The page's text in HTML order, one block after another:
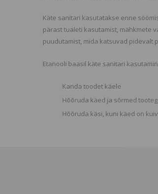
Käte sanitari kasutatakse enne
pärast tualeti kasutamist, mähkmete
puudutamist, mida katsuvad pidevalt
Etanooli baasil käte sanitari
Kanda toodet käele
Hõõruda käed ja sõrmed
Hõõruda käsi, kuni käed on